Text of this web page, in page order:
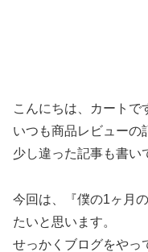
こんにちは、カートで
いつも商品レビューの
少し違った記事も書い
今回は、『僕の1ヶ月
たいと思います。
せっかくブログをやっ